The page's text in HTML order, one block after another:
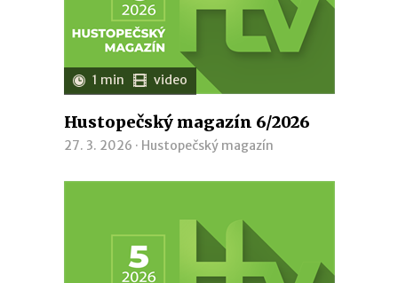
1 min video
Hustopečský magazín 6/2026
27. 3. 2026 · Hustopečský magazín